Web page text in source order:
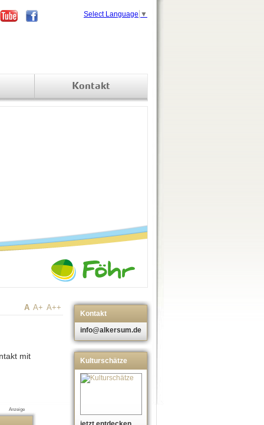
Kontakt
A A+ A++
mit
Anzeige
Kontakt
info@alkersum.de
Kulturschätze
Select Language ▼